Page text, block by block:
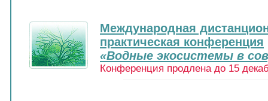
Международная
практическая конференция
«Водные экосистемы в
Конференция продлена до 15